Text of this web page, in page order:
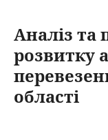
Аналіз та
розвитку
області